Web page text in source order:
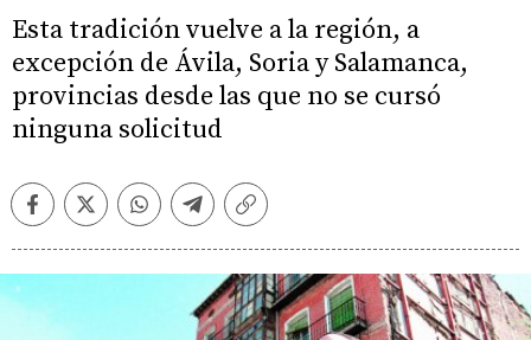
Esta tradición vuelve a la región, a
excepción de Ávila, Soria y Salamanca,
provincias desde las que no se cursó
ninguna solicitud
FacebookTwitterWhatsappTelegramCopiar